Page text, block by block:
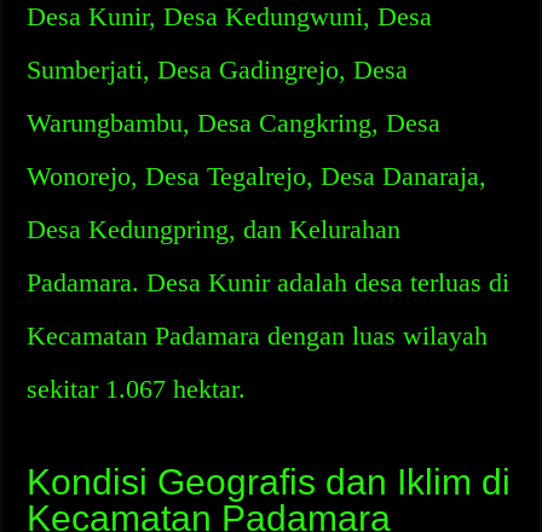
Desa Kunir, Desa Kedungwuni, Desa
Sumberjati, Desa Gadingrejo, Desa
Warungbambu, Desa Cangkring, Desa
Wonorejo, Desa Tegalrejo, Desa Danaraja,
Desa Kedungpring, dan Kelurahan
Padamara. Desa Kunir adalah desa terluas di
Kecamatan Padamara dengan luas wilayah
sekitar 1.067 hektar.
Kondisi Geografis dan Iklim di
Kecamatan Padamara